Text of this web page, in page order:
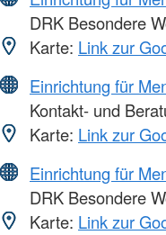
DRK Besondere
Karte: Link zur
Einrichtung für
Kontakt- und
Karte: Link zur
Einrichtung für
DRK Besondere
Karte: Link zur